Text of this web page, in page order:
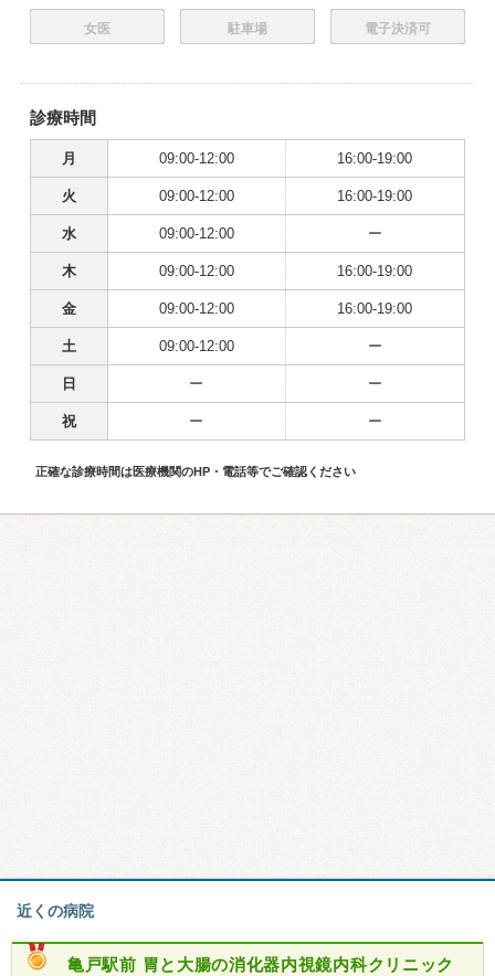
女医 駐車場 電子決済可
診療時間
月 09:00-12:00 16:00-19:00
火 09:00-12:00 16:00-19:00
水 09:00-12:00 ー
木 09:00-12:00 16:00-19:00
金 09:00-12:00 16:00-19:00
土 09:00-12:00 ー
日 ー ー
祝 ー ー
正確な診療時間は医療機関のHP・電話等でご確認ください
近くの病院
亀戸駅前 胃と大腸の消化器内視鏡内科クリニック